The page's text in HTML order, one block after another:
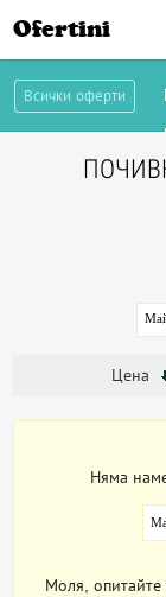
Ofertini
Всички оферти
Цена
Няма
Моля, опитайте